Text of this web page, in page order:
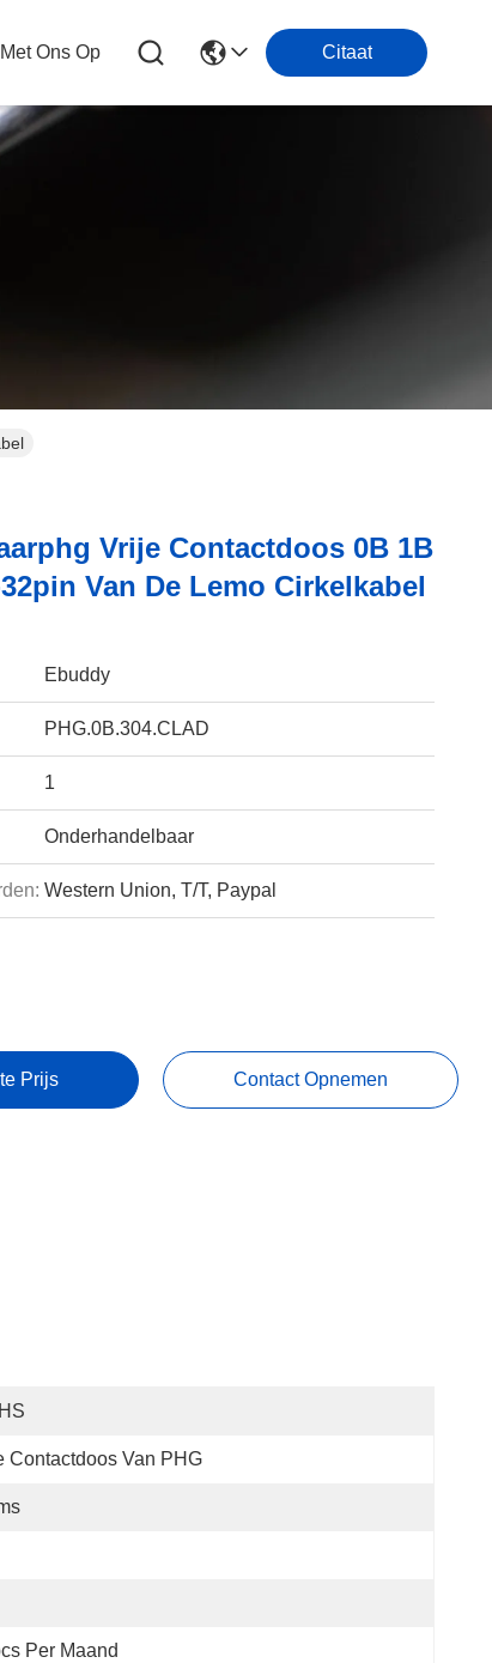
Ons Op Citaat
Vrije Contactdoos 0B 1B
Van De Lemo Cirkelkabel
Ebuddy
PHG.0B.304.CLAD
1
Onderhandelbaar
Western Union, T/T, Paypal
Prijs Contact Opnemen
Contactdoos Van PHG
Per Maand